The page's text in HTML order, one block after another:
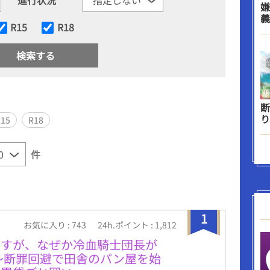
R15
R18
R18
件
1
お気に入り : 743 24h.ポイント : 1,812
が、なぜか冷血騎士団長が
罪回避で田舎のパン屋を始